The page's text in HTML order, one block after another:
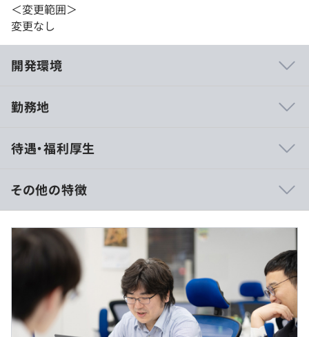
＜変更範囲＞
変更なし
開発環境
・さまざまな県の人事給与システムの提案から運用 県あ
年）
■民需系
・地銀・信用金庫における勘定系データより運用補完業務
を実施 １行あたりプロジェクト人数：２名 開発期間：
３か月
・商社における基幹業務のSAP化支援 プロジェクト人
数：２名 開発期間：長期継続支援
・オンプレユーザーのクラウド化支援 プロジェクト人
数：３名 開発期間：長期継続支援
勤務地
待遇・福利厚生
■賃金形態：月給制
■賃金の決定方法：当社規定により決定
■月給：25万円以上～40万円
■固定残業代：なし（残業代は別途全額支給します）
■その他手当：2万円（東京は3万円）
その他の特徴